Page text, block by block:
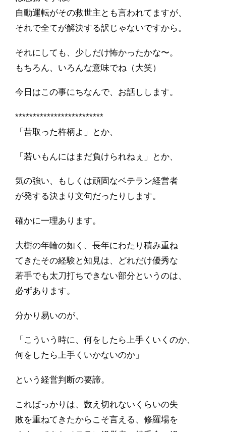
自動運転がその救世主とも言われてますが、
それで全てが解決する訳じゃないですから。
それにしても、少しだけ怖かったかな〜。
もちろん、いろんな意味でね（大笑）
今日はこの事にちなんで、お話しします。
*************************
「昔取った杵柄よ」とか、
「若いもんにはまだ負けられねぇ」とか、
気の強い、もしくは頑固なベテラン経営者
が発する決まり文句だったりします。
確かに一理あります。
大樹の年輪の如く、長年にわたり積み重ね
てきたその経験と知見は、どれだけ優秀な
若手でも太刀打ちできない部分というのは、
必ずあります。
分かり易いのが、
「こういう時に、何をしたら上手くいくのか、
何をしたら上手くいかないのか」
という経営判断の要諦。
こればっかりは、数え切れないくらいの失
敗を重ねてきたからこそ言える、修羅場を